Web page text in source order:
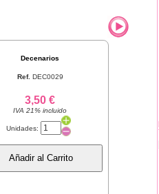
Decenarios
Ref. DEC0029
3,50 €
IVA 21% incluido
Unidades:
Añadir al Carrito